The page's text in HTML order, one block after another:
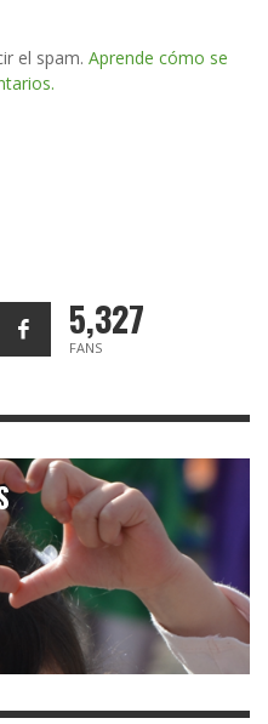
el spam. Aprende cómo se
5,327
FANS